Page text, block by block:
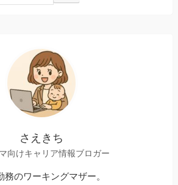
さえきち
向けキャリア情報ブロガー
のワーキングマザー。